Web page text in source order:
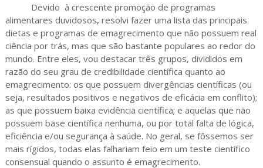
Devido à crescente promoção de programas
alimentares duvidosos, resolvi fazer uma lista das principais
dietas e programas de emagrecimento que não possuem real
ciência por trás, mas que são bastante populares ao redor do
mundo. Entre eles, vou destacar três grupos, divididos em
razão do seu grau de credibilidade científica quanto ao
emagrecimento: os que possuem divergências científicas (ou
seja, resultados positivos e negativos de eficácia em conflito);
as que possuem baixa evidência científica; e aquelas que não
possuem base científica nenhuma, ou por total falta de lógica,
eficiência e/ou segurança à saúde. No geral, se fôssemos ser
mais rígidos, todas elas falhariam feio em um teste científico
consensual quando o assunto é emagrecimento.